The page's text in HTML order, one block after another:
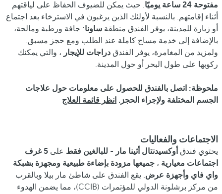
مفتوحة 24 ساعة يوميًا
. حيث يمكن للضيوف الحفاظ على لياقتهم
أثناء إقامتهم. بالنسبة لأولئك الذين يرغبون في الاسترخاء بعد اجتماع
أو زيارة للمدينة، يوفر الفندق منطقة ساونا: جافة ورطبة ومالحة،
بالإضافة إلى خدمة مساج كاملة عند الطلب ومع حجز مسبق.
ولمزيد من المغامرة، يوفر الفندق دراجات للإيجار ، والتي يمكنك
ركوبها على طول البحر أو حول المدينة.
ملحوظة: اتصل بالفندق للحصول على معلومات حول علاجات
الجسم المختلفة ولإجراء الحجز. انظر قائمة العلاج
الاجتماعات والفعاليات
يحتوي فندق أوكسيدنتال أثينا مار - للبالغين فقط على
5 غرف
اجتماعات معيارية ، جميعها مزودة بإضاءة طبيعية ومجهزة بشبكة
واي فاي وأجهزة عرض. يقع الفندق على شاطئ مار بيلا وبالقرب
من مركز برشلونة الدولي للمؤتمرات (CCIB)، مما يضمن الهدوء